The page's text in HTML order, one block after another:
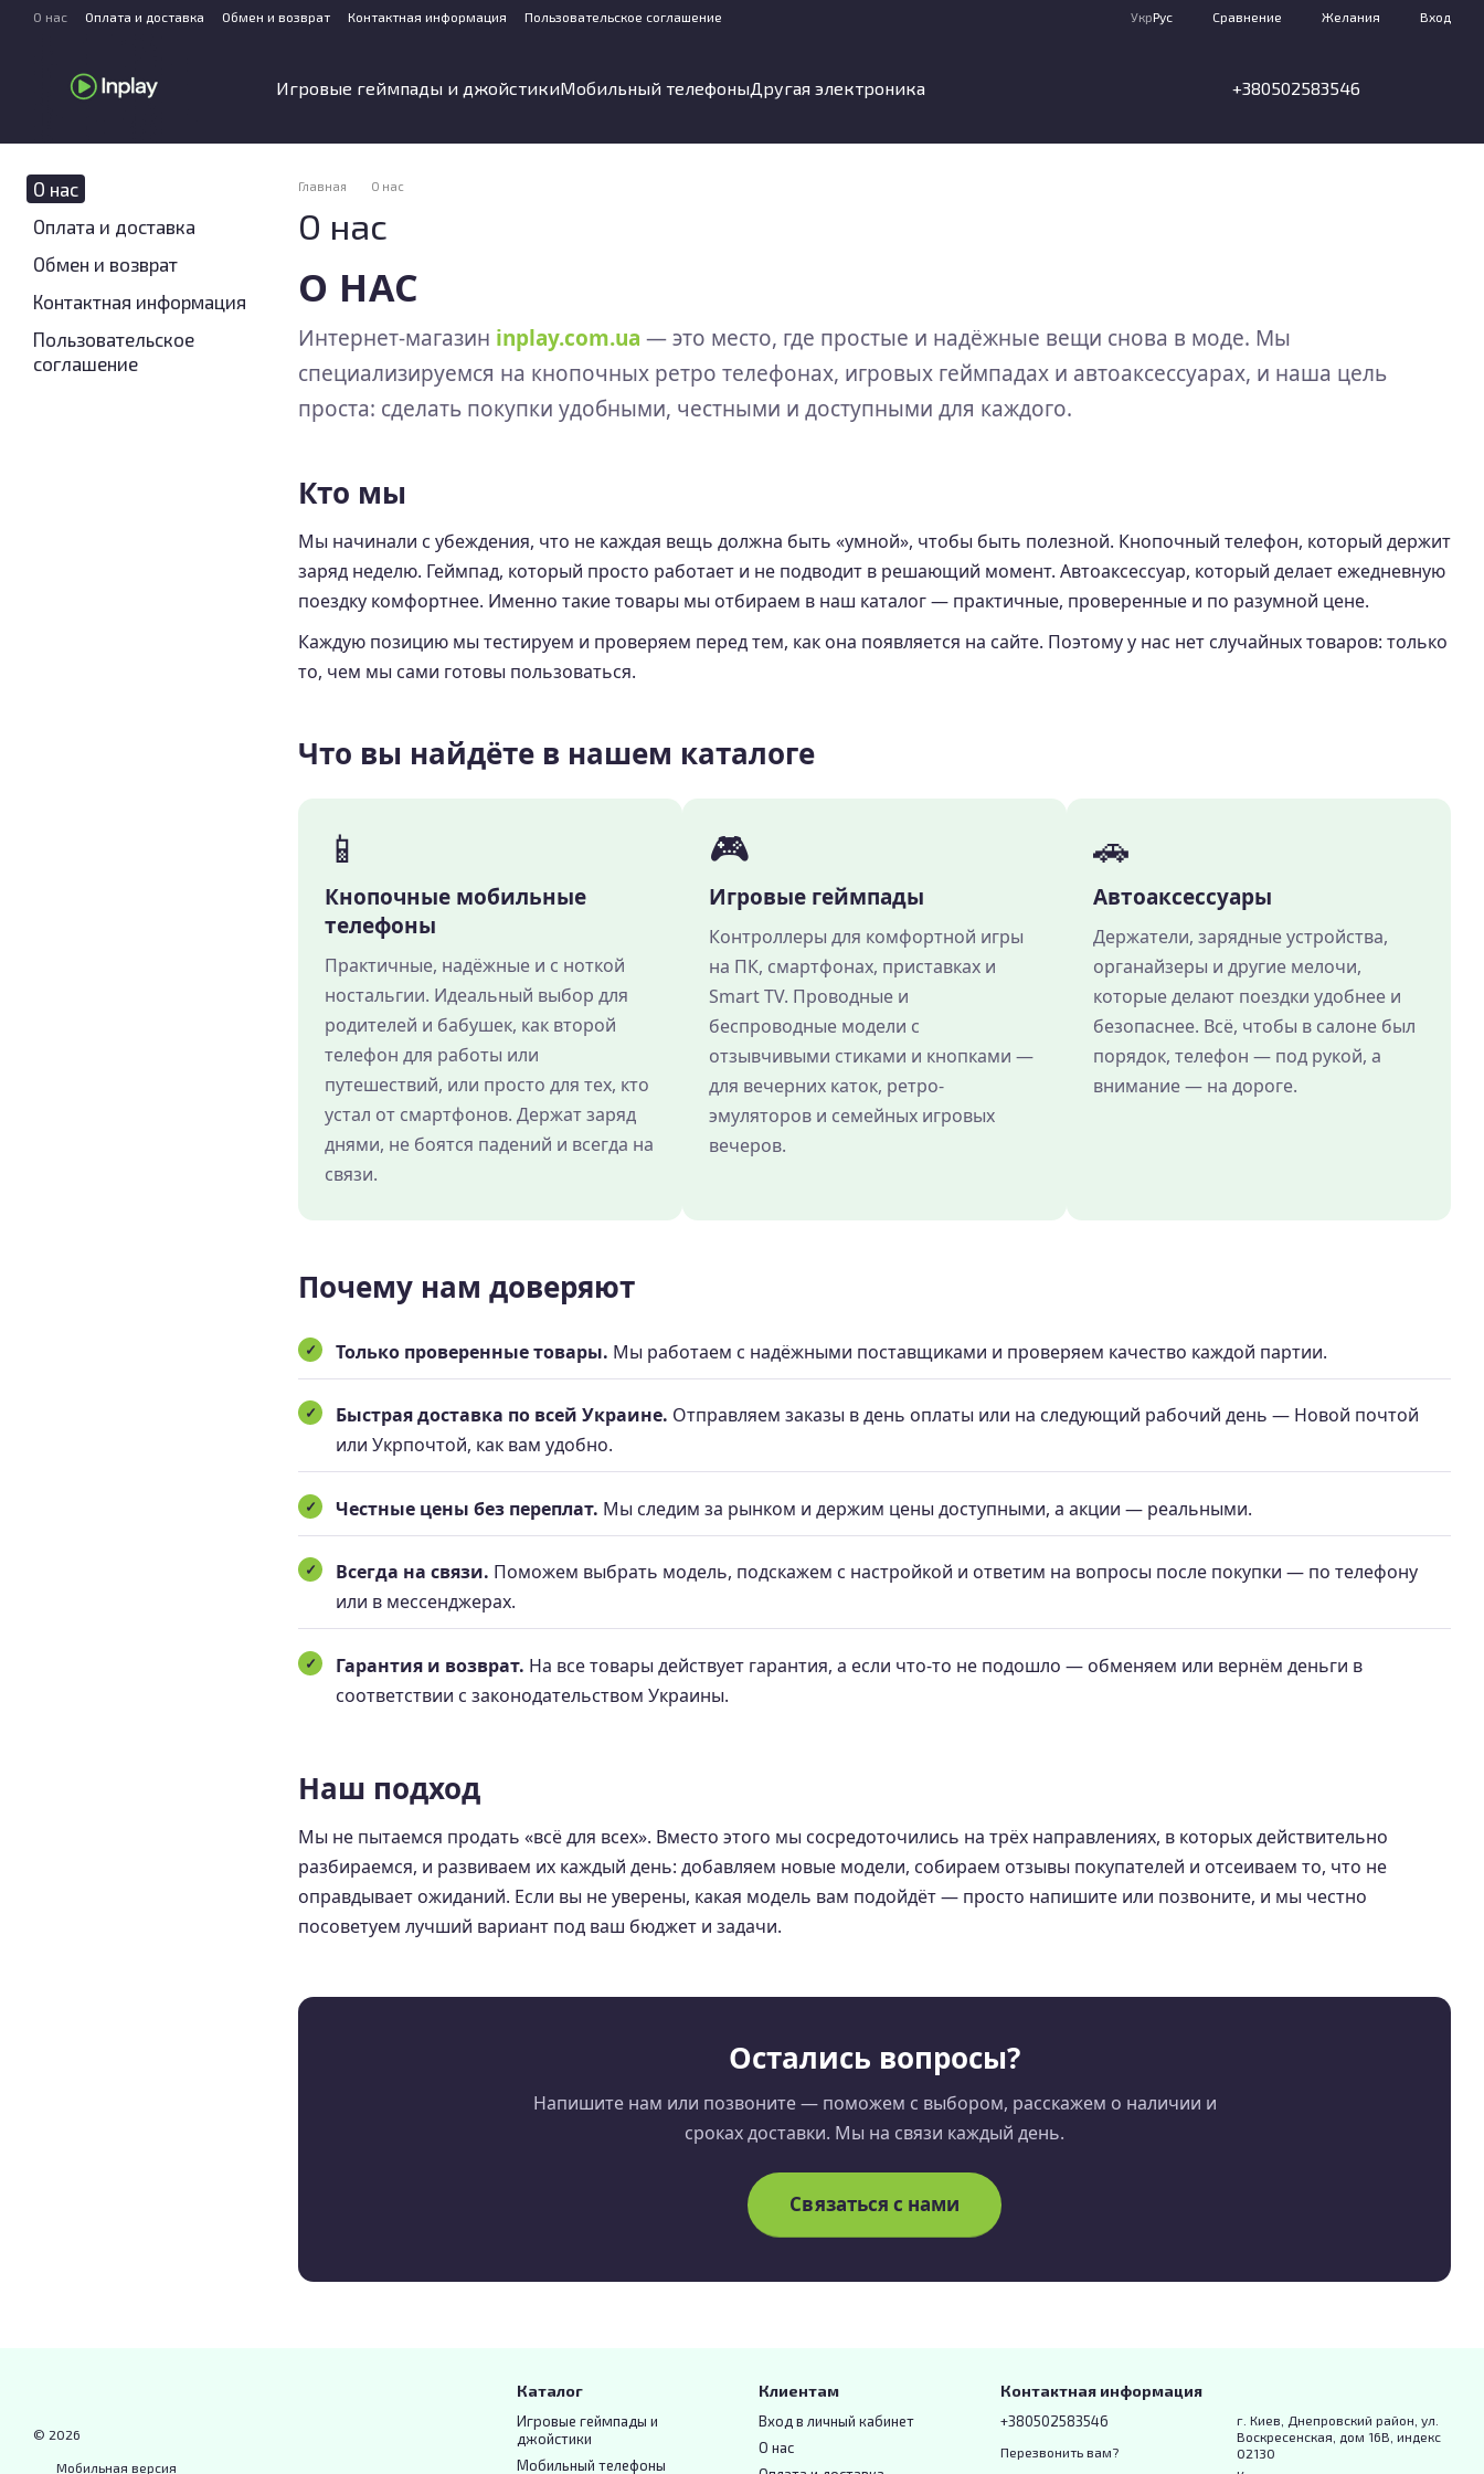
Перейти к основному контенту
О нас Оплата и доставка Обмен и возврат Контактная информация Пользовательское соглашение УкрРус Сравнение Желания Вход
Игровые геймпады и джойстикиМобильный телефоныДругая электроника +380502583546
Главная О нас
О нас
О НАС
Интернет-магазин inplay.com.ua — это место, где простые и надёжные вещи снова в моде. Мы
специализируемся на кнопочных ретро телефонах, игровых геймпадах и автоаксессуарах, и наша цель
проста: сделать покупки удобными, честными и доступными для каждого.
Кто мы
Мы начинали с убеждения, что не каждая вещь должна быть «умной», чтобы быть полезной. Кнопочный телефон, который держит
заряд неделю. Геймпад, который просто работает и не подводит в решающий момент. Автоаксессуар, который делает ежедневную
поездку комфортнее. Именно такие товары мы отбираем в наш каталог — практичные, проверенные и по разумной цене.
Каждую позицию мы тестируем и проверяем перед тем, как она появляется на сайте. Поэтому у нас нет случайных товаров: только
то, чем мы сами готовы пользоваться.
Что вы найдёте в нашем каталоге
📱
Кнопочные мобильные
телефоны
Практичные, надёжные и с ноткой
ностальгии. Идеальный выбор для
родителей и бабушек, как второй
телефон для работы или
путешествий, или просто для тех, кто
устал от смартфонов. Держат заряд
днями, не боятся падений и всегда на
связи.
🎮
Игровые геймпады
Контроллеры для комфортной игры
на ПК, смартфонах, приставках и
Smart TV. Проводные и
беспроводные модели с
отзывчивыми стиками и кнопками —
для вечерних каток, ретро-
эмуляторов и семейных игровых
вечеров.
🚗
Автоаксессуары
Держатели, зарядные устройства,
органайзеры и другие мелочи,
которые делают поездки удобнее и
безопаснее. Всё, чтобы в салоне был
порядок, телефон — под рукой, а
внимание — на дороге.
Почему нам доверяют
Только проверенные товары. Мы работаем с надёжными поставщиками и проверяем качество каждой партии.
Быстрая доставка по всей Украине. Отправляем заказы в день оплаты или на следующий рабочий день — Новой почтой
или Укрпочтой, как вам удобно.
Честные цены без переплат. Мы следим за рынком и держим цены доступными, а акции — реальными.
Всегда на связи. Поможем выбрать модель, подскажем с настройкой и ответим на вопросы после покупки — по телефону
или в мессенджерах.
Гарантия и возврат. На все товары действует гарантия, а если что-то не подошло — обменяем или вернём деньги в
соответствии с законодательством Украины.
Наш подход
Мы не пытаемся продать «всё для всех». Вместо этого мы сосредоточились на трёх направлениях, в которых действительно
разбираемся, и развиваем их каждый день: добавляем новые модели, собираем отзывы покупателей и отсеиваем то, что не
оправдывает ожиданий. Если вы не уверены, какая модель вам подойдёт — просто напишите или позвоните, и мы честно
посоветуем лучший вариант под ваш бюджет и задачи.
Остались вопросы?
Напишите нам или позвоните — поможем с выбором, расскажем о наличии и
сроках доставки. Мы на связи каждый день.
Связаться с нами
О нас
Оплата и доставка
Обмен и возврат
Контактная информация
Пользовательское
соглашение
© 2026
Мобильная версия
Каталог
Игровые геймпады и
джойстики
Мобильный телефоны
Клиентам
Вход в личный кабинет
О нас
Контактная информация
+380502583546
Перезвонить вам?
г. Киев, Днепровский район, ул.
Воскресенская, дом 16В, индекс
02130